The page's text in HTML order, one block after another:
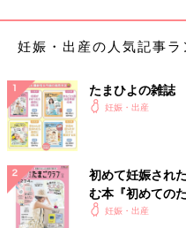
妊娠・出産の人気記事ラ
たまひよの雑誌
妊娠・出産
初めて妊娠され
む本『初めての
妊娠・出産